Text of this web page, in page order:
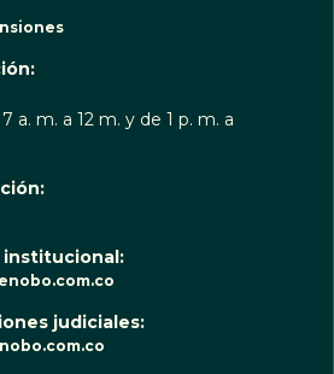
a. m. a 12 m. y de 1 p. m. a
institucional:
judiciales: